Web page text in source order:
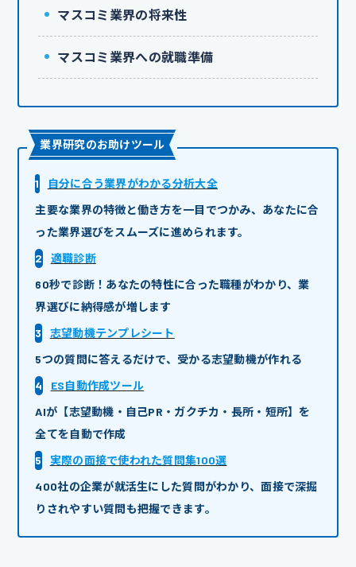
マスコミ業界の将来性
マスコミ業界への就職準備
業界研究のお助けツール
1
自分に合う業界がわかる分析大全
主要な業界の特徴と働き方を一目でつかみ、あなたに合
った業界選びをスムーズに進められます。
2
適職診断
60秒で診断！あなたの特性に合った職種がわかり、業
界選びに納得感が増します
3
志望動機テンプレシート
5つの質問に答えるだけで、受かる志望動機が作れる
4
ES自動作成ツール
AIが【志望動機・自己PR・ガクチカ・長所・短所】を
全てを自動で作成
5
実際の面接で使われた質問集100選
400社の企業が就活生にした質問がわかり、面接で深掘
りされやすい質問も把握できます。